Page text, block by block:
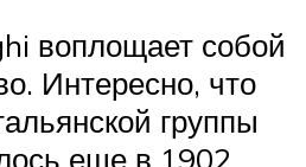
воплощает собой
Интересно, что
группы
еще в 1902